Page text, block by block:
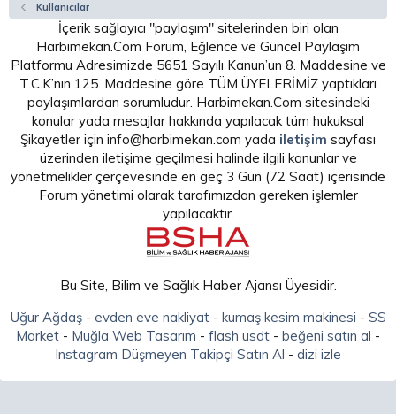
Kullanıcılar
İçerik sağlayıcı "paylaşım" sitelerinden biri olan
Harbimekan.Com Forum, Eğlence ve Güncel Paylaşım
Platformu Adresimizde 5651 Sayılı Kanun’un 8. Maddesine ve
T.C.K’nın 125. Maddesine göre TÜM ÜYELERİMİZ yaptıkları
paylaşımlardan sorumludur. Harbimekan.Com sitesindeki
konular yada mesajlar hakkında yapılacak tüm hukuksal
Şikayetler için info@harbimekan.com yada iletişim sayfası
üzerinden iletişime geçilmesi halinde ilgili kanunlar ve
yönetmelikler çerçevesinde en geç 3 Gün (72 Saat) içerisinde
Forum yönetimi olarak tarafımızdan gereken işlemler
yapılacaktır.
Bu Site, Bilim ve Sağlık Haber Ajansı Üyesidir.
Uğur Ağdaş- evden eve nakliyat- kumaş kesim makinesi - SS
Market - Muğla Web Tasarım - flash usdt - beğeni satın al -
Instagram Düşmeyen Takipçi Satın Al - dizi izle